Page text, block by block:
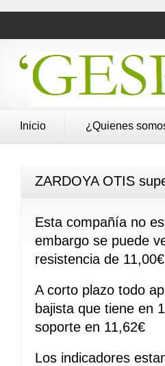
Inicio ¿Quienes
ZARDOYA OTIS
Esta compañía no
embargo se puede
resistencia de
A corto plazo todo
bajista que tiene en
soporte en 11,62€
Los indicadores